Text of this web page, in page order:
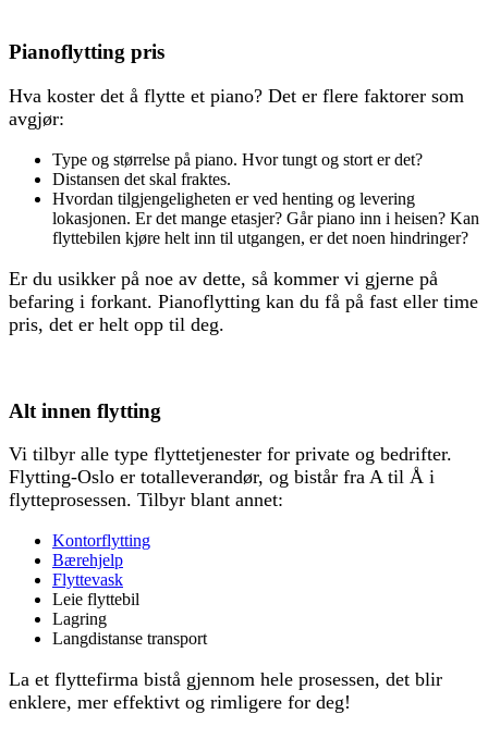
Pianoflytting pris
Hva koster det å flytte et piano? Det er flere faktorer som
avgjør:
Type og størrelse på piano. Hvor tungt og stort er det?
Distansen det skal fraktes.
Hvordan tilgjengeligheten er ved henting og levering
lokasjonen. Er det mange etasjer? Går piano inn i heisen? Kan
flyttebilen kjøre helt inn til utgangen, er det noen hindringer?
Er du usikker på noe av dette, så kommer vi gjerne på
befaring i forkant. Pianoflytting kan du få på fast eller time
pris, det er helt opp til deg.
Alt innen flytting
Vi tilbyr alle type flyttetjenester for private og bedrifter.
Flytting-Oslo er totalleverandør, og bistår fra A til Å i
flytteprosessen. Tilbyr blant annet:
Kontorflytting
Bærehjelp
Flyttevask
Leie flyttebil
Lagring
Langdistanse transport
La et flyttefirma bistå gjennom hele prosessen, det blir
enklere, mer effektivt og rimligere for deg!